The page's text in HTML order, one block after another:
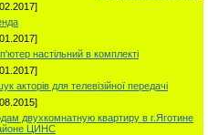
настільний в комплекті
акторів для телевізійної передачі
двухкомнатную квартиру в г.Яготине
ЦИНС